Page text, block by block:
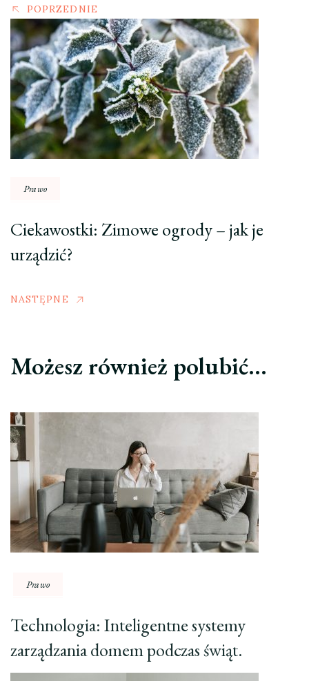
POPRZEDNIE
Prawo
Ciekawostki: Zimowe ogrody – jak je
urządzić?
NASTĘPNE
Możesz również polubić…
Prawo
Technologia: Inteligentne systemy
zarządzania domem podczas świąt.